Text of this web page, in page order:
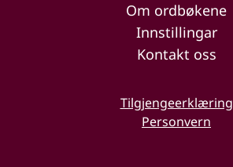
Om ordbøkene
Innstillingar
Kontakt oss
Tilgjengeerklæring
Personvern